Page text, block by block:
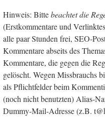
Hinweis: Bittebeachtet die
(Erstkommentare und
alle paar Stunden frei, SEO-
Kommentare abseits des
Kommentare, die gegen die
gelöscht. Wegen Missbrauchs
als Pflichtfelder beim
(noch nicht benutzten) Alias-
Dummy-Mail-Adresse (z.B.